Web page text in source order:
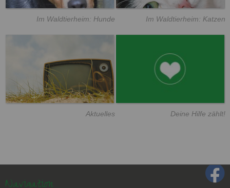
Im Waldtierheim: Hunde Im Waldtierheim: Katzen
Aktuelles Deine Hilfe zählt!